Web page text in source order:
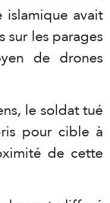
islamique avait
les parages
de drones
le soldat tué
pour cible à
de cette